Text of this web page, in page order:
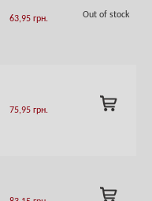
63,95 грн. Out of stock
75,95 грн.
ADD
TO
ADD